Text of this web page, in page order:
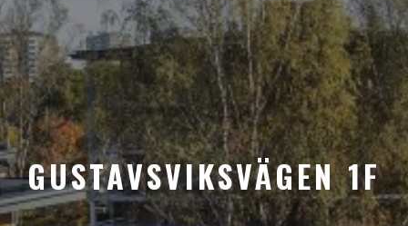
GUSTAVSVIKSVÄGEN 1F